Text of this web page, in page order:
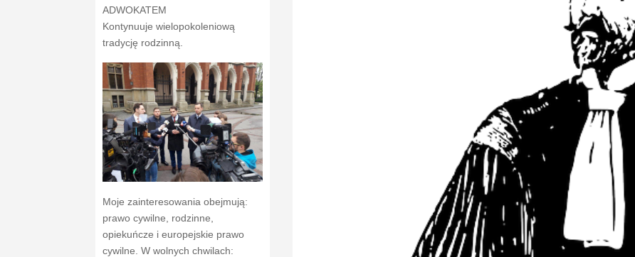
ADWOKATEM
Kontynuuje wielopokoleniową
tradycję rodzinną.
Moje zainteresowania obejmują:
prawo cywilne, rodzinne,
opiekuńcze i europejskie prawo
cywilne. W wolnych chwilach: